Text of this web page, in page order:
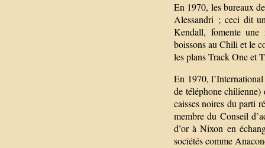
En 1970, les bureaux
Alessandri ; ceci dit
Kendall, fomente une
boissons au Chili et le
les plans Track One et
En 1970,
de téléphone
caisses noires du parti
membre du Conseil
d’or à Nixon en
sociétés comme